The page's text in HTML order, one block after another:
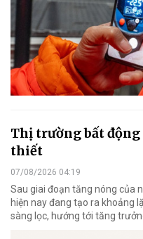
Thị trường bất động
thiết
07/08/2026 04:19
Sau giai đoạn tăng nóng của
hiện nay đang tạo ra khoảng
sàng lọc, hướng tới tăng